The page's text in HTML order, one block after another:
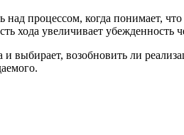
процессом, когда понимает,
хода увеличивает убежденность
выбирает, возобновить ли